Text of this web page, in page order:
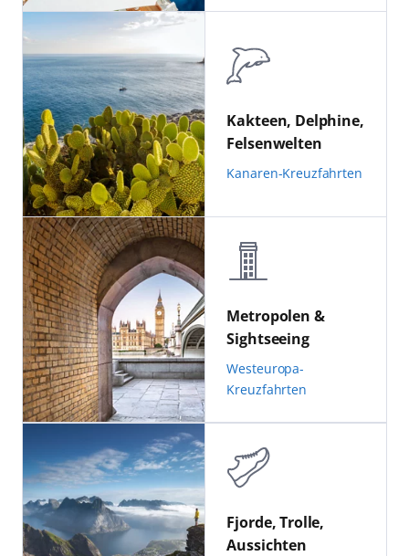
Kanaren-Kreuzfahrten
Kakteen, Delphine,
Felsenwelten
Westeuropa-
Kreuzfahrten
Metropolen &
Sightseeing
Fjorde, Trolle,
Aussichten